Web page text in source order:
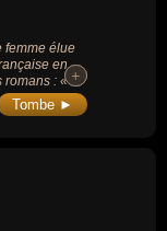
femme élue
en
romans : «
« L'Œuvre au
»
+
+
Tombe ►